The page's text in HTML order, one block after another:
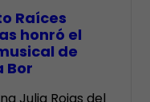
Raíces
honró el
de
Bor